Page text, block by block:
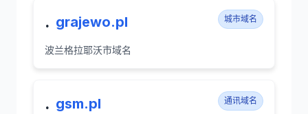
. grajewo.pl 城市域名
波兰格拉耶沃市域名
. gsm.pl 通讯域名